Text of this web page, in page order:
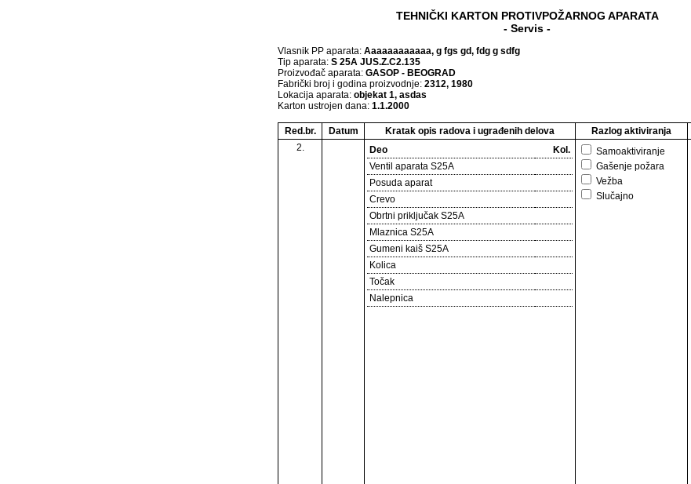
TEHNIČKI KARTON PROTIVPOŽARNOG APARATA
- Servis -
Vlasnik PP aparata: Aaaaaaaaaaaa, g fgs gd, fdg g sdfg
Tip aparata: S 25A JUS.Z.C2.135
Proizvođač aparata: GASOP - BEOGRAD
Fabrički broj i godina proizvodnje: 2312, 1980
Lokacija aparata: objekat 1, asdas
Karton ustrojen dana: 1.1.2000
Red.br. Datum Kratak opis radova i ugrađenih delova Razlog aktiviranja
2.
Deo
Kol.
Ventil aparata S25A
Posuda aparat
Crevo
Obrtni priključak S25A
Mlaznica S25A
Gumeni kaiš S25A
Kolica
Točak
Nalepnica
Samoaktiviranje
Gašenje požara
Vežba
Slučajno